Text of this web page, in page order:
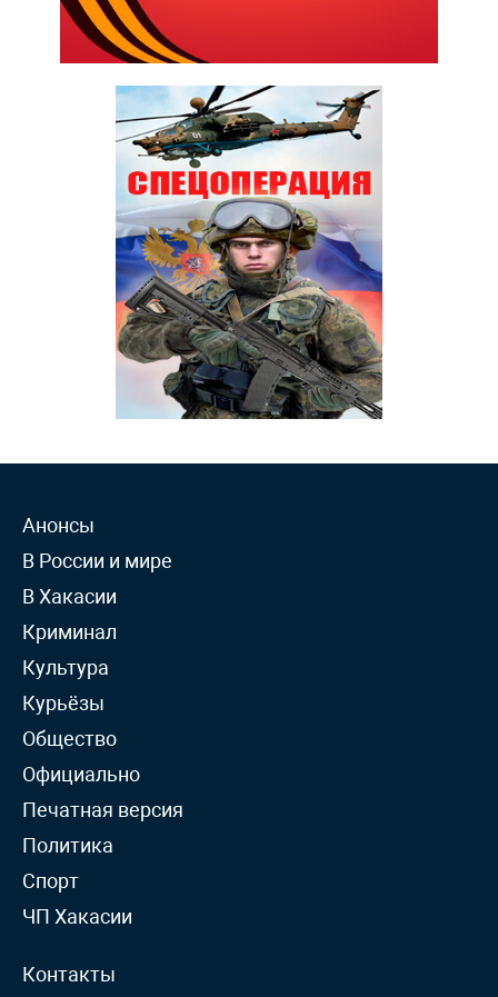
Анонсы
В России и мире
В Хакасии
Криминал
Культура
Курьёзы
Общество
Официально
Печатная версия
Политика
Спорт
ЧП Хакасии
Контакты